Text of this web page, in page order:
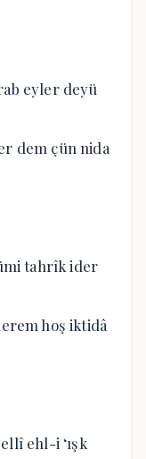
eyler deyü
dem çün nida
tahrîk ider
hoş iktidâ
ehl-i ‘ışk